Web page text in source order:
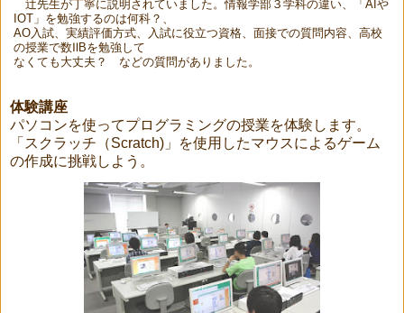
辻先生が丁寧に説明されていました。情報学部３学科の違い、「AIや
IOT」を勉強するのは何科？、
AO入試、実績評価方式、入試に役立つ資格、面接での質問内容、高校
の授業で数ⅡBを勉強して
なくても大丈夫？ などの質問がありました。
体験講座
パソコンを使ってプログラミングの授業を体験します。
「スクラッチ（Scratch)」を使用したマウスによるゲーム
の作成に挑戦しよう。